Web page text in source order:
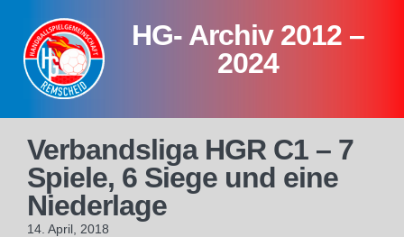
content
HG- Archiv 2012 –
2024
Verbandsliga HGR C1 – 7
Spiele, 6 Siege und eine
Niederlage
14. April, 2018